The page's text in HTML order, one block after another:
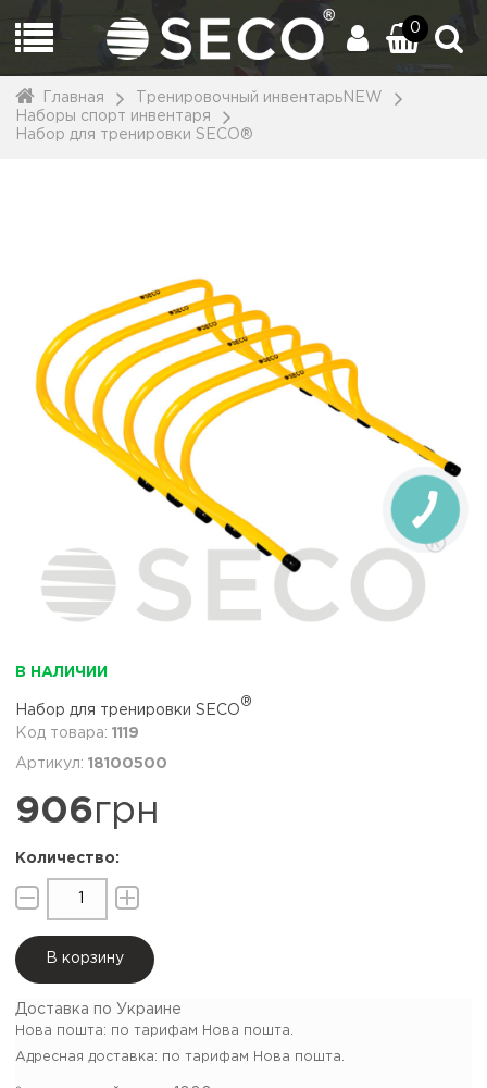
0
Главная
Тренировочный инвентарьNEW
Наборы спорт инвентаря
Набор для тренировки SECO®
В НАЛИЧИИ
Набор для тренировки SECO
®
1119
18100500
906грн
В корзину
Доставка по Украине
Нова пошта: по тарифам Нова пошта.
Адресная доставка: по тарифам Нова пошта.